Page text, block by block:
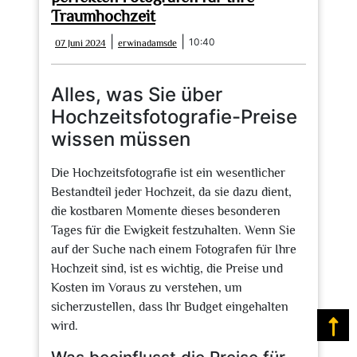
Traumhochzeit
07 Juni 2024
Juni
2024
erwinadamsde erwinadamsde
10:40
Alles, was Sie über
Hochzeitsfotografie-Preise
wissen müssen
Die Hochzeitsfotografie ist ein wesentlicher
Bestandteil jeder Hochzeit, da sie dazu dient,
die kostbaren Momente dieses besonderen
Tages für die Ewigkeit festzuhalten. Wenn Sie
auf der Suche nach einem Fotografen für Ihre
Hochzeit sind, ist es wichtig, die Preise und
Kosten im Voraus zu verstehen, um
sicherzustellen, dass Ihr Budget eingehalten
wird.